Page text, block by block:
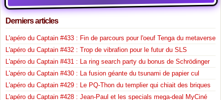
Derniers articles
L'apéro du Captain #433 : Fin de parcours pour l'oeuf Tenga du metaverse
L'apéro du Captain #432 : Trop de vibrafion pour le futur du SLS
L'apéro du Captain #431 : La ring search party du bonus de Schrödinger
L'apéro du Captain #430 : La fusion géante du tsunami de papier cul
L'apéro du Captain #429 : Le PQ-Thon du templier qui chiait des briques
L'apéro du Captain #428 : Jean-Paul et les specials mega-deal MyCiné